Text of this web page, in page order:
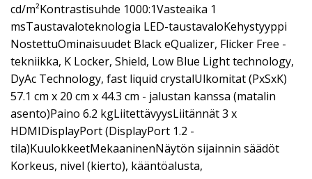
cd/m²Kontrastisuhde 1000:1Vasteaika 1
msTaustavaloteknologia LED-taustavaloKehystyyppi
NostettuOminaisuudet Black eQualizer, Flicker Free -
tekniikka, K Locker, Shield, Low Blue Light technology,
DyAc Technology, fast liquid crystalUlkomitat (PxSxK)
57.1 cm x 20 cm x 44.3 cm - jalustan kanssa (matalin
asento)Paino 6.2 kgLiitettävyysLiitännät 3 x
HDMIDisplayPort (DisplayPort 1.2 -
tila)KuulokkeetMekaaninenNäytön sijainnin säädöt
Korkeus, nivel (kierto), kääntöalusta,